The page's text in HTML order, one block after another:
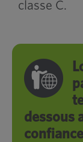
classe C.
dessous